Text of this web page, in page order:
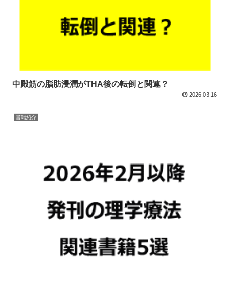
中殿筋の脂肪浸潤がTHA後の転倒と関連？
2026.03.16
書籍紹介